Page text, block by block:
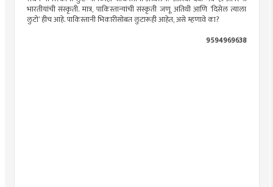
भारतीयांची संस्कृती. मात्र, पाकिस्तान्यांची संस्कृती जणू अतिथी आणि ‘दिसेल त्याला
लुटो’ हीच आहे. पाकिस्तानी भिकारीसोबत लुटारूही आहेत, असे म्हणावे का?
9594969638